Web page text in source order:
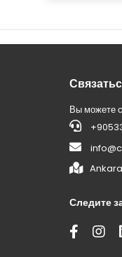
Вы можете
Ankara
Следите